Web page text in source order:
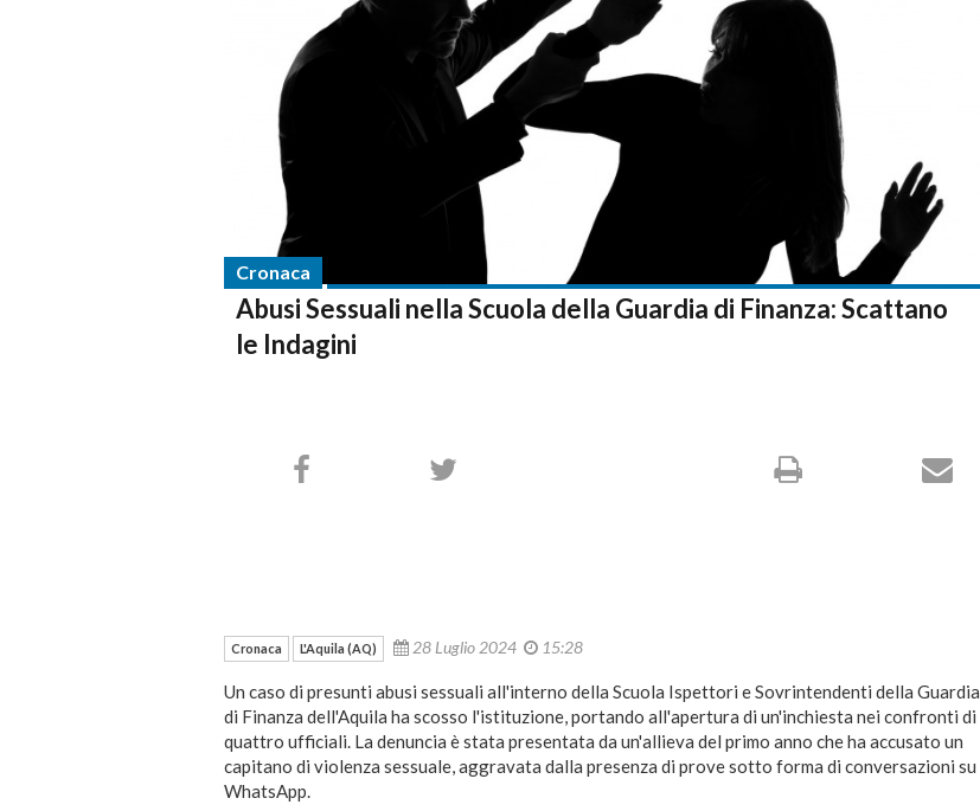
Cronaca
Abusi Sessuali nella Scuola della Guardia di Finanza: Scattano
le Indagini
Cronaca L'Aquila (AQ) 28 Luglio 2024 15:28
Un caso di presunti abusi sessuali all'interno della Scuola Ispettori e Sovrintendenti della Guardia
di Finanza dell'Aquila ha scosso l'istituzione, portando all'apertura di un'inchiesta nei confronti di
quattro ufficiali. La denuncia è stata presentata da un'allieva del primo anno che ha accusato un
capitano di violenza sessuale, aggravata dalla presenza di prove sotto forma di conversazioni su
WhatsApp.